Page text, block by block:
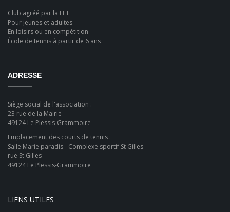
Club agréé par la FFT
Pour jeunes et adultes
En loisirs ou en compétition
École de tennis à partir de 6 ans
ADRESSE
Siège social de l'association :
23 rue de la Mairie
49124 Le Plessis-Grammoire
Emplacement des courts de tennis :
Salle Marie paradis - Complexe sportif St Gilles
rue St Gilles
49124 Le Plessis-Grammoire
LIENS UTILES